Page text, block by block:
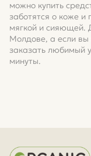
можно купить
заботятся о коже и
мягкой и сияющей.
Молдове, а если
заказать любимый
минуты.